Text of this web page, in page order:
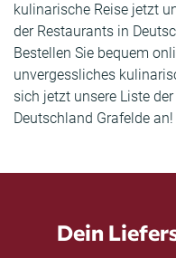
kulinarische Reise jetzt
der Restaurants in
Bestellen Sie bequem
unvergessliches
sich jetzt unsere Liste
Deutschland Grafelde an!
Dein